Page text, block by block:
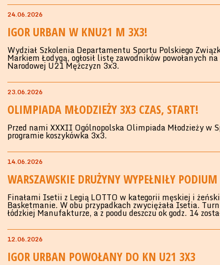
24.06.2026
IGOR URBAN W KNU21 M 3X3!
Wydział Szkolenia Departamentu Sportu Polskiego
Markiem Łodygą, ogłosił listę zawodników powołanych
Narodowej U21 Mężczyzn 3x3.
23.06.2026
OLIMPIADA MŁODZIEŻY 3X3 CZAS, START!
Przed nami XXXII Ogólnopolska Olimpiada Młodzieży w
programie koszykówka 3x3.
14.06.2026
WARSZAWSKIE DRUŻYNY WYPEŁNIŁY
Finałami Isetii z Legią LOTTO w kategorii męskiej i
Basketmanie. W obu przypadkach zwyciężała Isetia.
łódzkiej Manufakturze, a z poodu deszczu ok godz. 14
12.06.2026
IGOR URBAN POWOŁANY DO KN U21 3X3